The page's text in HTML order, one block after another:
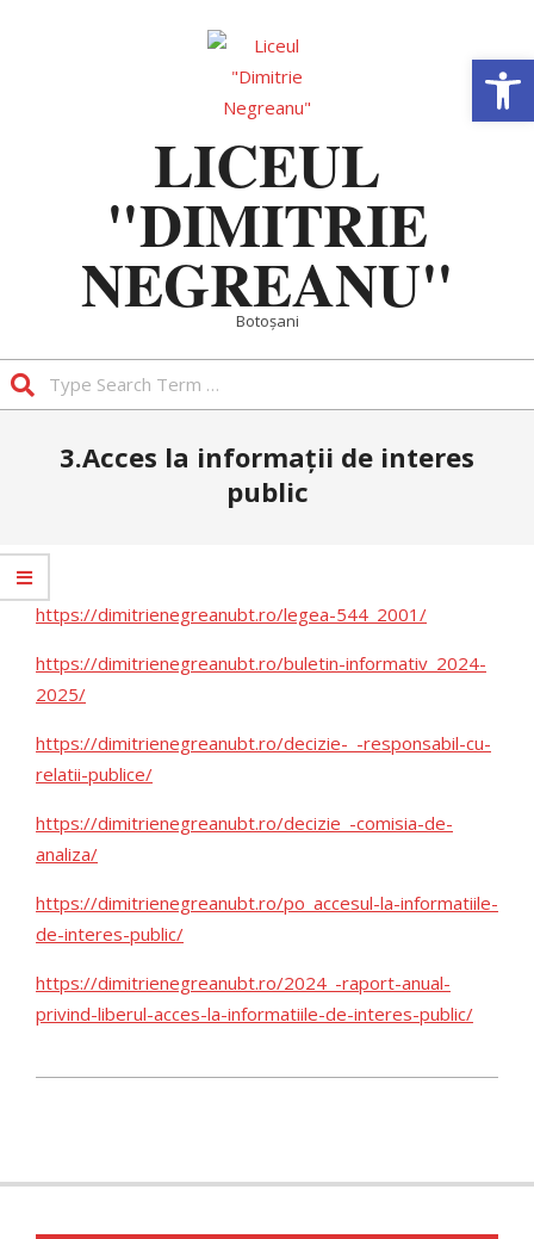
LICEUL
"DIMITRIE
NEGREANU"
Botoșani
Navigation3.Acces la informații de interes
public
https://dimitrienegreanubt.ro/legea-544_2001/
https://dimitrienegreanubt.ro/buletin-informativ_2024-
2025/
https://dimitrienegreanubt.ro/decizie-_-responsabil-cu-
relatii-publice/
https://dimitrienegreanubt.ro/decizie_-comisia-de-
analiza/
https://dimitrienegreanubt.ro/po_accesul-la-informatiile-
de-interes-public/
https://dimitrienegreanubt.ro/2024_-raport-anual-
privind-liberul-acces-la-informatiile-de-interes-public/